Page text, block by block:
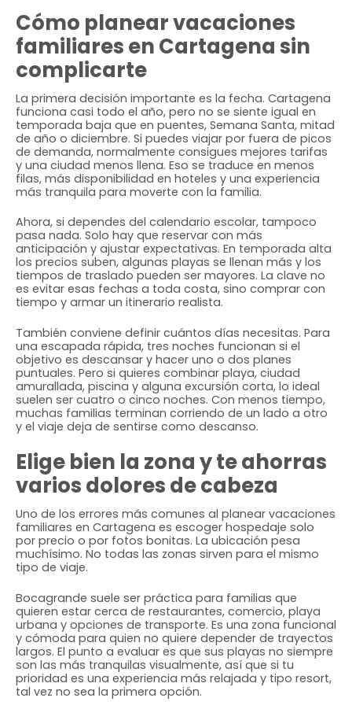
Cómo planear vacaciones
familiares en Cartagena sin
complicarte
La primera decisión importante es la fecha. Cartagena
funciona casi todo el año, pero no se siente igual en
temporada baja que en puentes, Semana Santa, mitad
de año o diciembre. Si puedes viajar por fuera de picos
de demanda, normalmente consigues mejores tarifas
y una ciudad menos llena. Eso se traduce en menos
filas, más disponibilidad en hoteles y una experiencia
más tranquila para moverte con la familia.
Ahora, si dependes del calendario escolar, tampoco
pasa nada. Solo hay que reservar con más
anticipación y ajustar expectativas. En temporada alta
los precios suben, algunas playas se llenan más y los
tiempos de traslado pueden ser mayores. La clave no
es evitar esas fechas a toda costa, sino comprar con
tiempo y armar un itinerario realista.
También conviene definir cuántos días necesitas. Para
una escapada rápida, tres noches funcionan si el
objetivo es descansar y hacer uno o dos planes
puntuales. Pero si quieres combinar playa, ciudad
amurallada, piscina y alguna excursión corta, lo ideal
suelen ser cuatro o cinco noches. Con menos tiempo,
muchas familias terminan corriendo de un lado a otro
y el viaje deja de sentirse como descanso.
Elige bien la zona y te ahorras
varios dolores de cabeza
Uno de los errores más comunes al planear vacaciones
familiares en Cartagena es escoger hospedaje solo
por precio o por fotos bonitas. La ubicación pesa
muchísimo. No todas las zonas sirven para el mismo
tipo de viaje.
Bocagrande suele ser práctica para familias que
quieren estar cerca de restaurantes, comercio, playa
urbana y opciones de transporte. Es una zona funcional
y cómoda para quien no quiere depender de trayectos
largos. El punto a evaluar es que sus playas no siempre
son las más tranquilas visualmente, así que si tu
prioridad es una experiencia más relajada y tipo resort,
tal vez no sea la primera opción.